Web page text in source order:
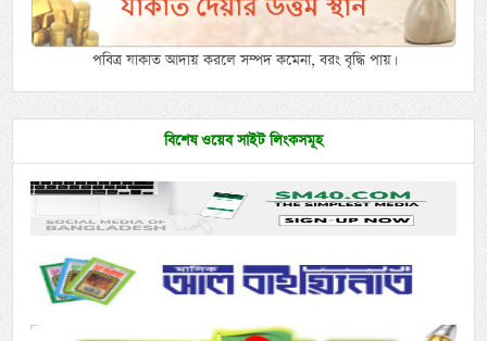
পবিত্র যাকাত আদায় করলে সম্পদ কমেনা, বরং বৃদ্ধি পায়।
বিশেষ ওয়েব সাইট লিংকসমূহ